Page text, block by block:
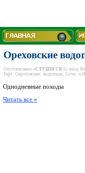
Ореховские
Опубликовано «СТУДИЯ СВ-5» вход
Tags: Окреховские, водопады, Сочи,
Однодневные походы
Читать все »